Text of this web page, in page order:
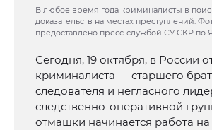
В любое время года криминалисты в
доказательств на местах преступлений.
предоставлено пресс-службой СУ СКР по
Сегодня, 19 октября, в России
криминалиста — старшего
следователя и негласного
следственно-оперативной
отмашки начинается работа на